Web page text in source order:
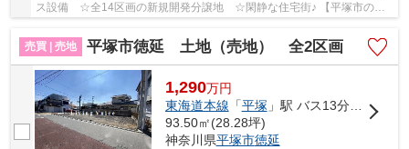
ス設備 ☆全14区画の新規開発分譲地 ☆閑静な住宅街♪ 【平塚市の土
売買 | 売地
平塚市徳延 土地（売地） 全2区画
1,290万円
東海道本線 「平塚」駅 バス13分 「バス停」 停歩5分
93.50㎡(28.28坪)
神奈川県平塚市徳延